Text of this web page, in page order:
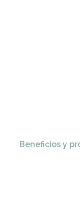
Beneficios y